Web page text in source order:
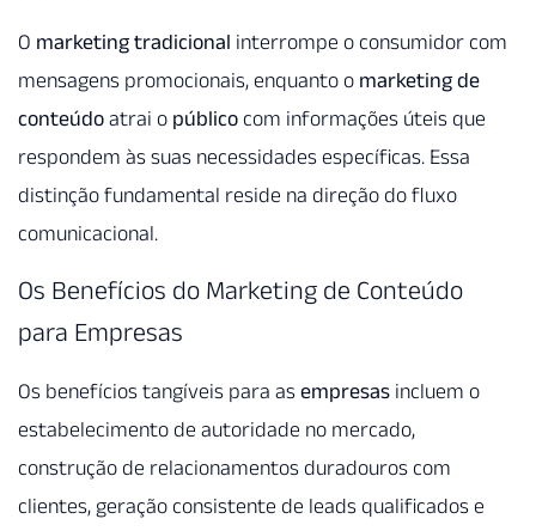
O marketing tradicional interrompe o consumidor com
mensagens promocionais, enquanto o marketing de
conteúdo atrai o público com informações úteis que
respondem às suas necessidades específicas. Essa
distinção fundamental reside na direção do fluxo
comunicacional.
Os Benefícios do Marketing de Conteúdo
para Empresas
Os benefícios tangíveis para as empresas incluem o
estabelecimento de autoridade no mercado,
construção de relacionamentos duradouros com
clientes, geração consistente de leads qualificados e